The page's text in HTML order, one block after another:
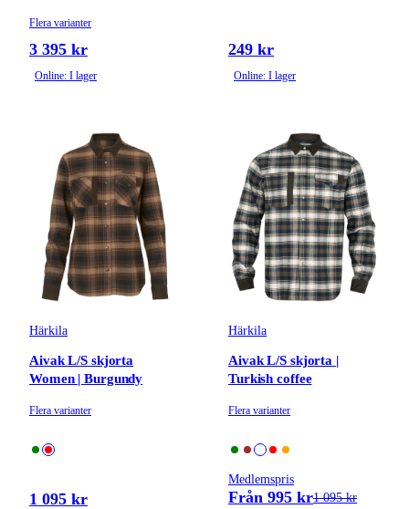
Flera varianter
3 395 kr
Online: I lager
249 kr
Online: I lager
Härkila
Aivak L/S skjorta
Women | Burgundy
Flera varianter
1 095 kr
Härkila
Aivak L/S skjorta |
Turkish coffee
Flera varianter
Medlemspris
Från 995 kr1 095 kr